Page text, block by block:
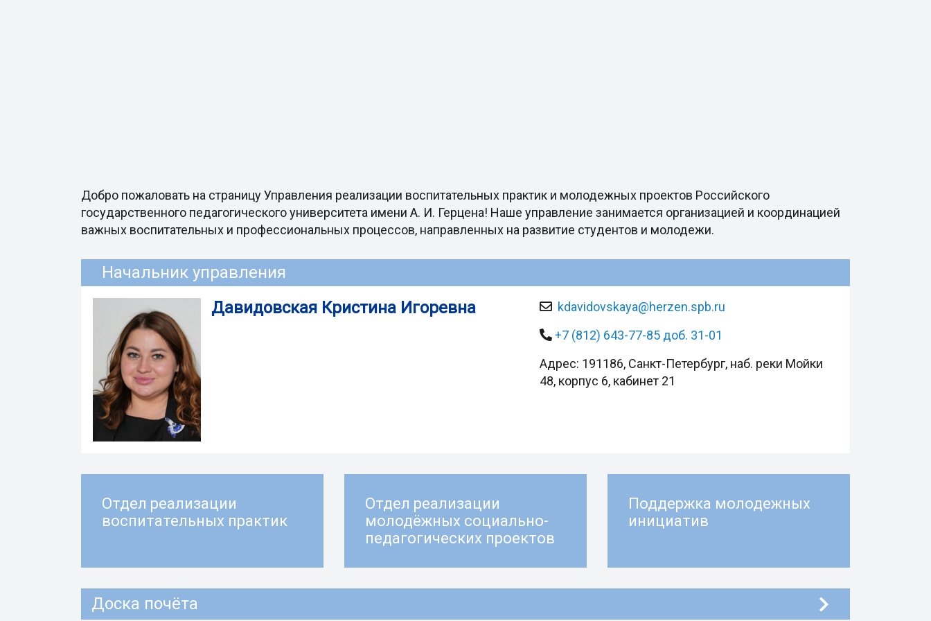
Добро пожаловать на страницу Управления реализации воспитательных практик и молодежных проектов Российского
государственного педагогического университета имени А. И. Герцена! Наше управление занимается организацией и координацией
важных воспитательных и профессиональных процессов, направленных на развитие студентов и молодежи.
Начальник управления
Давидовская Кристина Игоревна
kdavidovskaya@herzen.spb.ru
+7 (812) 643-77-85 доб. 31-01
Адрес: 191186, Санкт-Петербург, наб. реки Мойки
48, корпус 6, кабинет 21
Отдел реализации
воспитательных практик
Отдел реализации
молодёжных социально-
педагогических проектов
Поддержка молодежных
инициатив
Доска почёта